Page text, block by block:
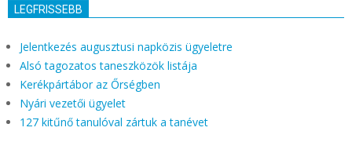
LEGFRISSEBB
Jelentkezés augusztusi napközis ügyeletre
Alsó tagozatos taneszközök listája
Kerékpártábor az Őrségben
Nyári vezetői ügyelet
127 kitűnő tanulóval zártuk a tanévet